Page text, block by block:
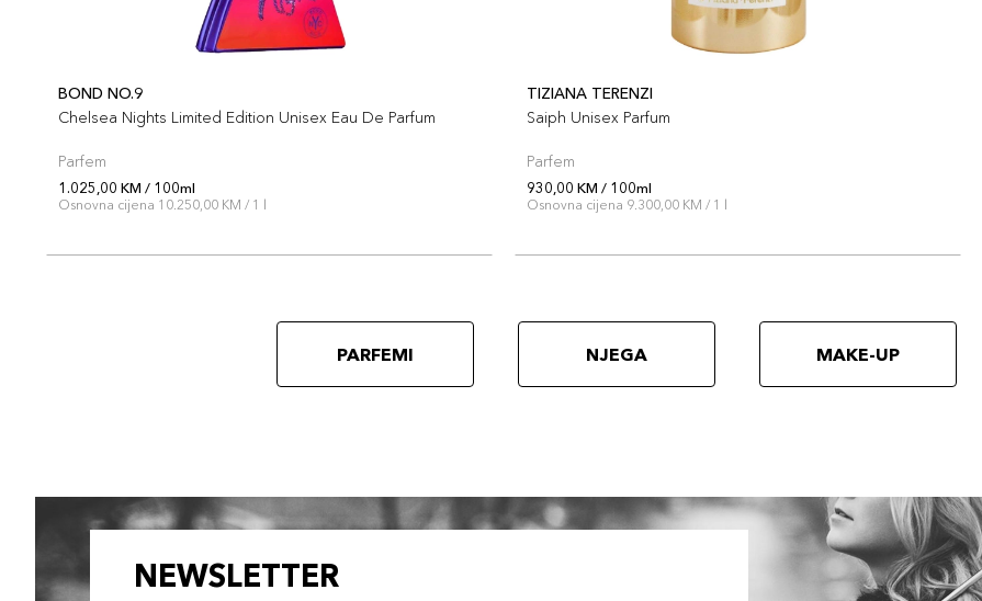
BOND NO.9
Chelsea Nights Limited Edition Unisex Eau De Parfum
Parfem
1.025,00 KM / 100ml
Osnovna cijena 10.250,00 KM / 1 l
TIZIANA TERENZI
Saiph Unisex Parfum
Parfem
930,00 KM / 100ml
Osnovna cijena 9.300,00 KM / 1 l
PARFEMI NJEGA MAKE-UP
NEWSLETTER